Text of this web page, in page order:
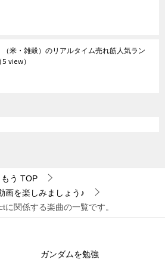
（米・雑穀）のリアルタイム売れ筋人気ラン
（5 view）
う TOP
画を楽しみましょう♪
に関係する楽曲の一覧です。
ガンダムを勉強